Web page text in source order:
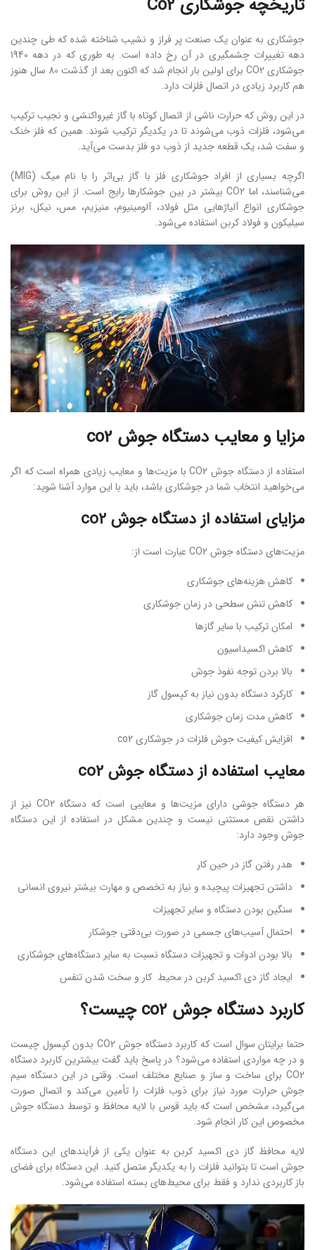
جوشکاری به عنوان یک صنعت پر فراز و نشیب شناخته شده که طی چندین
دهه تغییرات چشمگیری در آن رخ داده است. به طوری که در دهه 1940
جوشکاری CO2 برای اولین بار انجام شد که اکنون بعد از گذشت 80 سال هنوز
هم کاربرد زیادی در اتصال فلزات دارد.
در این روش که حرارت ناشی از اتصال کوتاه با گاز غیرواکنشی و نجیب ترکیب
می‌شود، فلزات ذوب می‌شوند تا در یکدیگر ترکیب شوند. همین که فلز خنک
و سفت شد، یک قطعه جدید از ذوب دو فلز بدست می‌آید.
اگرچه بسیاری از افراد جوشکاری فلز با گاز بی‌اثر را با نام میگ (MIG)
می‌شناسند، اما CO2 بیشتر در بین جوشکارها رایج است. از این روش برای
جوشکاری انواع آلیاژهایی مثل فولاد، آلومینیوم، منیزیم، مس، نیکل، برنز
سیلیکون و فولاد کربن استفاده می‌شود.
مزایا و معایب دستگاه جوش co2
استفاده از دستگاه جوش CO2 با مزیت‌ها و معایب زیادی همراه است که اگر
می‌خواهید انتخاب شما در جوشکاری باشد، باید با این موارد آشنا شوید:
مزایای استفاده از دستگاه جوش co2
مزیت‌های دستگاه جوش CO2 عبارت است از:
کاهش هزینه‌های جوشکاری
کاهش تنش سطحی در زمان جوشکاری
امکان ترکیب با سایر گازها
کاهش اکسیداسیون
بالا بردن توجه نفوذ جوش
کارکرد دستگاه بدون نیاز به کپسول گاز
کاهش مدت زمان جوشکاری
افزایش کیفیت جوش فلزات در جوشکاری co2
معایب استفاده از دستگاه جوش co2
هر دستگاه جوشی دارای مزیت‌ها و معایبی است که دستگاه CO2 نیز از
داشتن نقص مستثنی نیست و چندین مشکل در استفاده از این دستگاه
جوش وجود دارد:
هدر رفتن گاز در حین کار
داشتن تجهیزات پیچیده و نیاز به تخصص و مهارت بیشتر نیروی انسانی
سنگین بودن دستگاه و سایر تجهیزات
احتمال آسیب‌های جسمی در صورت بی‌دقتی جوشکار
بالا بودن ادوات و تجهیزات دستگاه نسبت به سایر دستگاه‌های جوشکاری
ایجاد گاز دی اکسید کربن در محیط کار و سخت شدن تنفس
کاربرد دستگاه جوش co2 چیست؟
حتما برایتان سوال است که کاربرد دستگاه جوش CO2 بدون کپسول چیست
و در چه مواردی استفاده می‌شود؟ در پاسخ باید گفت بیشترین کاربرد دستگاه
CO2 برای ساخت و ساز و صنایع مختلف است. وقتی در این دستگاه سیم
جوش حرارت مورد نیاز برای ذوب فلزات را تأمین می‌کند و اتصال صورت
می‌گیرد، مشخص است که باید قوس با لایه محافظ و توسط دستگاه جوش
مخصوص این کار انجام شود.
لایه محافظ گاز دی اکسید کربن به عنوان یکی از فرآیندهای این دستگاه
جوش است تا بتوانید فلزات را به یکدیگر متصل کنید. این دستگاه برای فضای
باز کاربردی ندارد و فقط برای محیط‌های بسته استفاده می‌شود.